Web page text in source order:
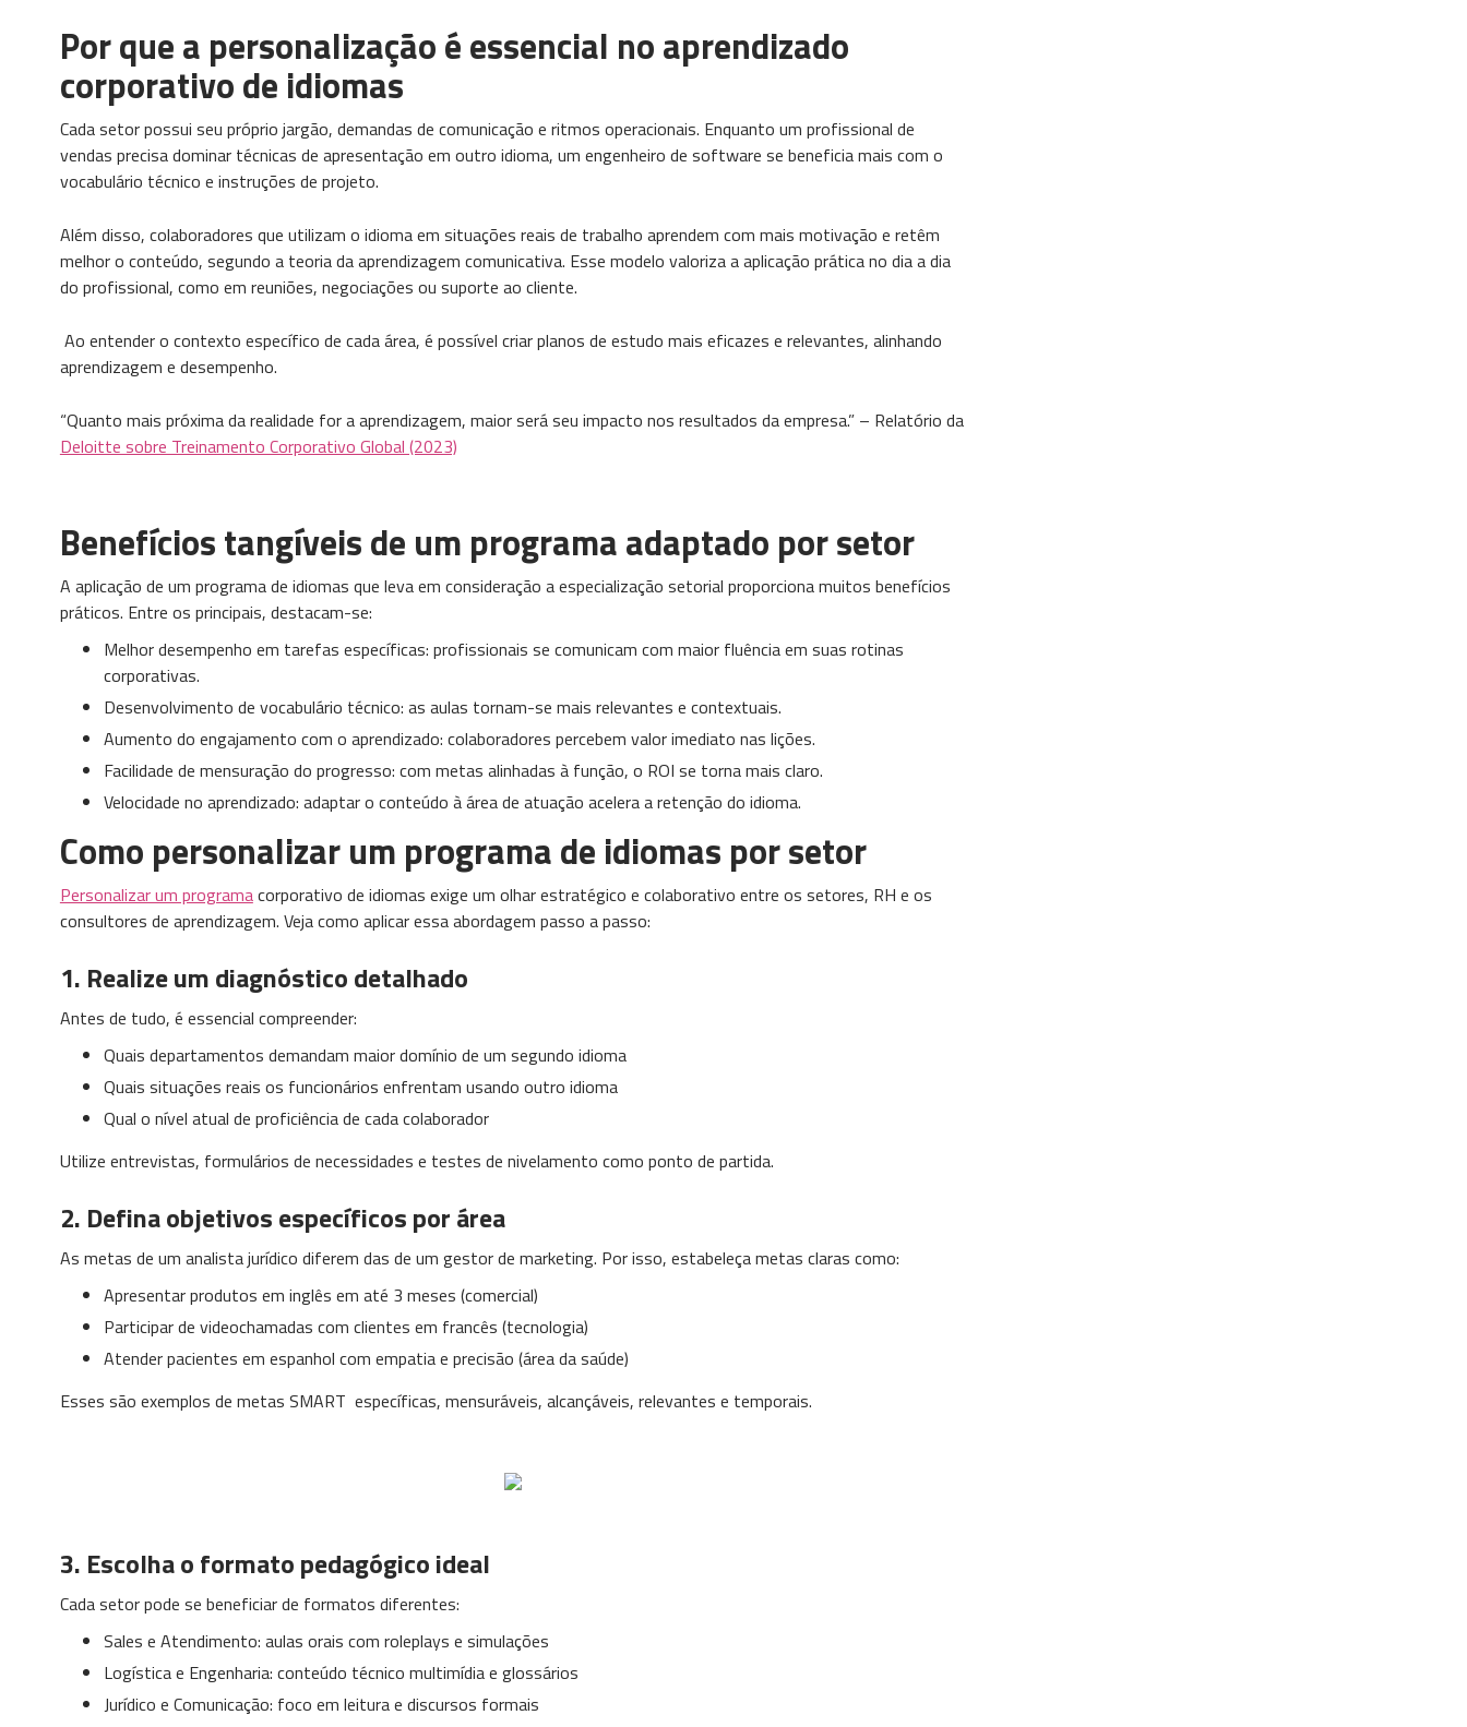
Por que a personalização é essencial no aprendizado
corporativo de idiomas
Cada setor possui seu próprio jargão, demandas de comunicação e ritmos operacionais. Enquanto um profissional de
vendas precisa dominar técnicas de apresentação em outro idioma, um engenheiro de software se beneficia mais com o
vocabulário técnico e instruções de projeto.
Além disso, colaboradores que utilizam o idioma em situações reais de trabalho aprendem com mais motivação e retêm
melhor o conteúdo, segundo a teoria da aprendizagem comunicativa. Esse modelo valoriza a aplicação prática no dia a dia
do profissional, como em reuniões, negociações ou suporte ao cliente.
Ao entender o contexto específico de cada área, é possível criar planos de estudo mais eficazes e relevantes, alinhando
aprendizagem e desempenho.
“Quanto mais próxima da realidade for a aprendizagem, maior será seu impacto nos resultados da empresa.” – Relatório da
Deloitte sobre Treinamento Corporativo Global (2023)
Benefícios tangíveis de um programa adaptado por setor
A aplicação de um programa de idiomas que leva em consideração a especialização setorial proporciona muitos benefícios
práticos. Entre os principais, destacam-se:
Melhor desempenho em tarefas específicas: profissionais se comunicam com maior fluência em suas rotinas
corporativas.
Desenvolvimento de vocabulário técnico: as aulas tornam-se mais relevantes e contextuais.
Aumento do engajamento com o aprendizado: colaboradores percebem valor imediato nas lições.
Facilidade de mensuração do progresso: com metas alinhadas à função, o ROI se torna mais claro.
Velocidade no aprendizado: adaptar o conteúdo à área de atuação acelera a retenção do idioma.
Como personalizar um programa de idiomas por setor
Personalizar um programacorporativo de idiomas exige um olhar estratégico e colaborativo entre os setores, RH e os
consultores de aprendizagem. Veja como aplicar essa abordagem passo a passo:
1. Realize um diagnóstico detalhado
Antes de tudo, é essencial compreender:
Quais departamentos demandam maior domínio de um segundo idioma
Quais situações reais os funcionários enfrentam usando outro idioma
Qual o nível atual de proficiência de cada colaborador
Utilize entrevistas, formulários de necessidades e testes de nivelamento como ponto de partida.
2. Defina objetivos específicos por área
As metas de um analista jurídico diferem das de um gestor de marketing. Por isso, estabeleça metas claras como:
Apresentar produtos em inglês em até 3 meses (comercial)
Participar de videochamadas com clientes em francês (tecnologia)
Atender pacientes em espanhol com empatia e precisão (área da saúde)
Esses são exemplos de metas SMART específicas, mensuráveis, alcançáveis, relevantes e temporais.
3. Escolha o formato pedagógico ideal
Cada setor pode se beneficiar de formatos diferentes:
Sales e Atendimento: aulas orais com roleplays e simulações
Logística e Engenharia: conteúdo técnico multimídia e glossários
Jurídico e Comunicação: foco em leitura e discursos formais